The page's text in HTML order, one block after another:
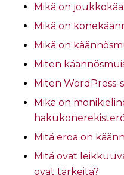
Mikä on
Mikä on
Mikä on
Miten
Miten WordPress-
Mikä on
Mitä eroa on
Mitä ovat
ovat tärkeitä?